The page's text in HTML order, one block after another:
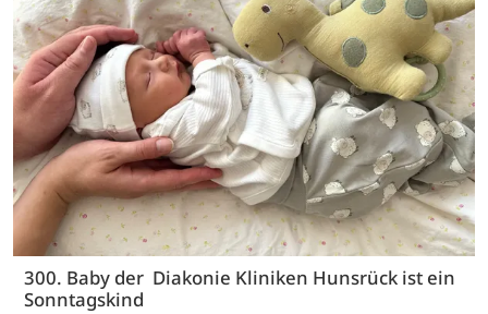
300. Baby der Diakonie Kliniken Hunsrück ist ein
Sonntagskind